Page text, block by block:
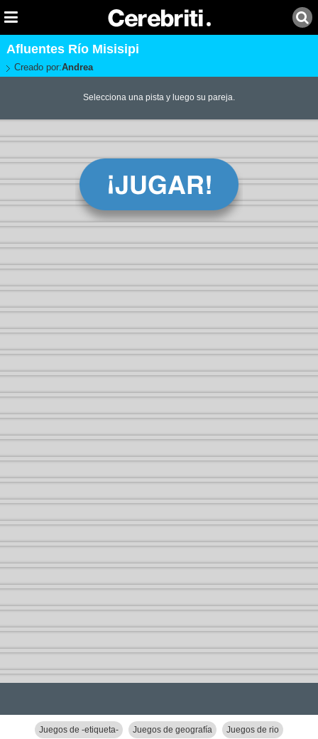
Afluentes Río Misisipi
Creado por:Andrea
Selecciona una pista y luego su pareja.
Juegos de -etiqueta- Juegos de geografía Juegos de rio